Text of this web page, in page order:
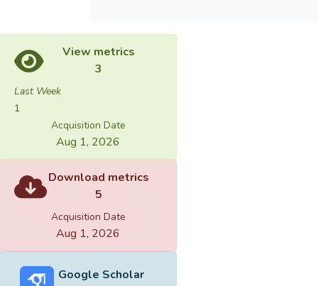
View metrics
3
Last Week
1
Acquisition Date
Aug 1, 2026
Download metrics
5
Acquisition Date
Aug 1, 2026
Google Scholar